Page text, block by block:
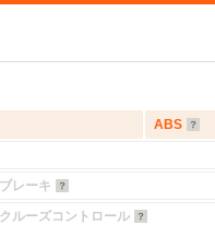
ABS
レーキ
ルーズコントロール